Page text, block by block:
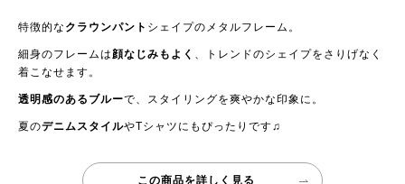
特徴的な クラウンパント シェイプのメタルフレーム。
細身のフレームは顔なじみもよく 、トレンドのシェイプをさりげなく
着こなせます。
透明感のあるブルーで、スタイリングを爽やかな印象に。
夏のデニムスタイルやTシャツにもぴったりです♫
この商品を詳しく見る